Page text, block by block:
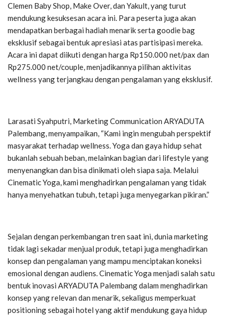
Clemen Baby Shop, Make Over, dan Yakult, yang turut
mendukung kesuksesan acara ini. Para peserta juga akan
mendapatkan berbagai hadiah menarik serta goodie bag
eksklusif sebagai bentuk apresiasi atas partisipasi mereka.
Acara ini dapat diikuti dengan harga Rp150.000 net/pax dan
Rp275.000 net/couple, menjadikannya pilihan aktivitas
wellness yang terjangkau dengan pengalaman yang eksklusif.
Larasati Syahputri, Marketing Communication ARYADUTA
Palembang, menyampaikan, “Kami ingin mengubah perspektif
masyarakat terhadap wellness. Yoga dan gaya hidup sehat
bukanlah sebuah beban, melainkan bagian dari lifestyle yang
menyenangkan dan bisa dinikmati oleh siapa saja. Melalui
Cinematic Yoga, kami menghadirkan pengalaman yang tidak
hanya menyehatkan tubuh, tetapi juga menyegarkan pikiran.”
Sejalan dengan perkembangan tren saat ini, dunia marketing
tidak lagi sekadar menjual produk, tetapi juga menghadirkan
konsep dan pengalaman yang mampu menciptakan koneksi
emosional dengan audiens. Cinematic Yoga menjadi salah satu
bentuk inovasi ARYADUTA Palembang dalam menghadirkan
konsep yang relevan dan menarik, sekaligus memperkuat
positioning sebagai hotel yang aktif mendukung gaya hidup